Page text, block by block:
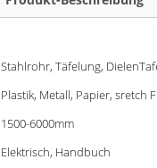
Stahlrohr, Täfelung,
Plastik, Metall, Papier, sretch
1500-6000mm
Elektrisch, Handbuch